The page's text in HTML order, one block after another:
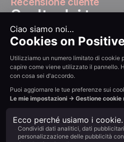
Scelto dai
crescita
«Graziea
User,abbiamo
aumentato
numerodi